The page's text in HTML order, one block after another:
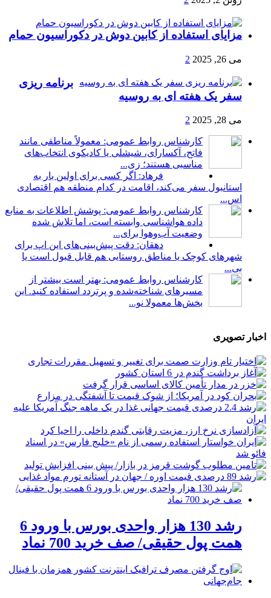
مزایای استفاده از کابین دوش در دکوراسیون حمام
می 26, 2025 2
برنامه ریزی
سفر یک هفته ای به روسیه
می 28, 2025 2
کارشناس روابط عمومی: معمولاً مناطقی مانند
فاتح، آکسارای، شیشلی یا کادیکوی انتخاب‌های
مناسبی هستند؛ زی...
فرهاد: اگر کسی برای اولین بار به
استانبول سفر می‌کند، اقامت در کدام منطقه هم اقتصادی
اس...
کارشناس روابط عمومی: پوشش اطلاعات به منابع
داده هواشناسی وابسته است، اما تلاش شده
وضعیت آب‌وهوا برای...
دهقان: دقت پیش‌بینی‌های این اپ برای
شهرهای کوچک یا مناطق روستایی هم قابل قبول است یا
بی...
کارشناس روابط عمومی: بهتر است بیشتر از
مسیرهای شناخته‌شده و پرتردد استفاده کنید. این
بخش‌ها معمولا نو...
اخبار تصویری
رشد 130 هزار واحدی بورس با ورود 6
همت پول حقیقی/ صف خرید 700 نماد